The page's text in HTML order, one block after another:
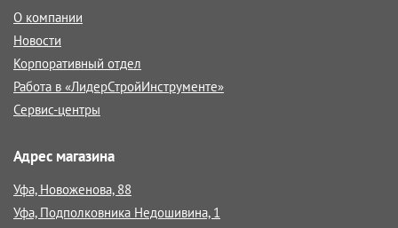
О компании
Новости
Корпоративный отдел
Работа в «ЛидерСтройИнструменте»
Сервис-центры
Адрес магазина
Уфа, Новоженова, 88
Уфа, Подполковника Недошивина, 1